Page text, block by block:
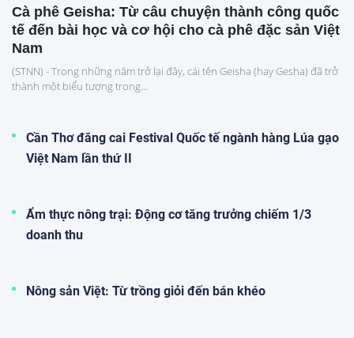
Cà phê Geisha: Từ câu chuyện thành công quốc
tế đến bài học và cơ hội cho cà phê đặc sản Việt
Nam
(STNN) - Trong những năm trở lại đây, cái tên Geisha (hay Gesha) đã trở
thành một biểu tượng trong...
Cần Thơ đăng cai Festival Quốc tế ngành hàng Lúa gạo
Việt Nam lần thứ II
Ẩm thực nông trại: Động cơ tăng trưởng chiếm 1/3
doanh thu
Nông sản Việt: Từ trồng giỏi đến bán khéo